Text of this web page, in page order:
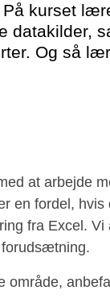
kurset
datakilder,
Og så
at arbejde
en fordel,
fra Excel.
område,